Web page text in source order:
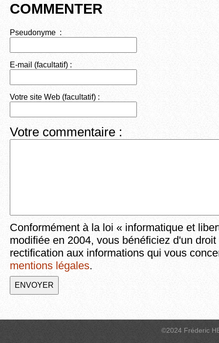
COMMENTER
Pseudonyme :
E-mail (facultatif) :
Votre site Web (facultatif) :
Votre commentaire :
Conformément à la loi « informatique et
modifiée en 2004, vous bénéficiez d'un
rectification aux informations qui vous
mentions légales.
©2024 Fréderic